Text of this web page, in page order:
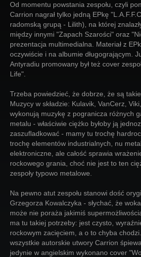
Login
Od momentu powstania zespołu, czyli
Carrion nagrał tylko jedną EPkę
radomską grupą - Lilith), na której
między innymi "Zapach Szarości" oraz
prezentacja multimedialna. Materiał z
oczywiście i na albumie długogrającym.
Antyradiu promowany był też cover
Life".
Trzeba powiedzieć, że dobrze, że są takie
Muzycy w składzie: Kulavik, VanCerz,
wykonują muzykę z pogranicza różnych
metalu - właściwie ciężko byłoby ją
zaszufladkować - mamy tu trochę
trochę elementów industrialnych, nu
elektroniczne, ale całość sprawia
rockowego grania, choć nie jest to ten
zespoły typowo metalowe.
Na pewno atut zespołu stanowi dość
Grzegorza Kowalczyka - słychać, że
może nie poraża jakimiś
ma tu takiej potrzeby: jest czysto,
rockowym zacięciem, a o to chyba
wszystkie autorskie utwory Carrion
jedynie w angielskim wykonano cover